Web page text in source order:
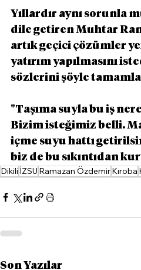
Yıllardır aynı sorunla
dile getiren Muhtar
artık geçici çözümler
yatırım yapılmasını
sözlerini şöyle
"Taşıma suyla bu iş
Bizim isteğimiz belli.
içme suyu hattı
biz de bu sıkıntıdan
Dikili İZSU Ramazan ÖzdemirKıroba
Son Yazılar